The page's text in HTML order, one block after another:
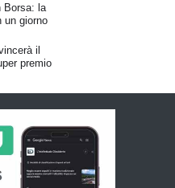
Borsa: la
un giorno
il
premio